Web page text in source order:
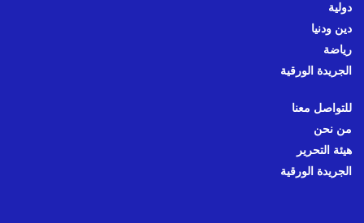
دولية
دين ودنيا
رياضة
الجريدة الورقية
للتواصل معنا
من نحن
هيئة التحرير
الجريدة الورقية